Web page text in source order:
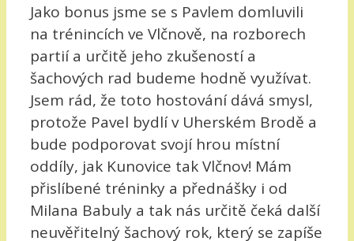
Jako bonus jsme se s Pavlem domluvili
na trénincích ve Vlčnově, na rozborech
partií a určitě jeho zkušeností a
šachových rad budeme hodně využívat.
Jsem rád, že toto hostování dává smysl,
protože Pavel bydlí v Uherském Brodě a
bude podporovat svojí hrou místní
oddíly, jak Kunovice tak Vlčnov! Mám
přislíbené tréninky a přednášky i od
Milana Babuly a tak nás určitě čeká další
neuvěřitelný šachový rok, který se zapíše